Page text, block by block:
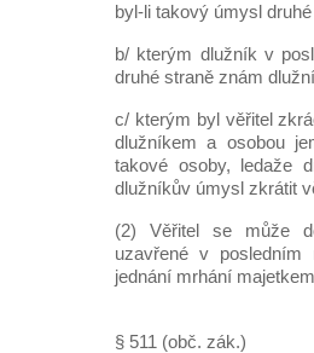
byl-li takový úmysl
b/ kterým dlužník v
druhé straně znám
c/ kterým byl věřitel
dlužníkem a osobou
takové osoby, ledaže
dlužníkův úmysl zkrátit
(2) Věřitel se může
uzavřené v posledním
jednání mrhání
§ 511 (obč. zák.)